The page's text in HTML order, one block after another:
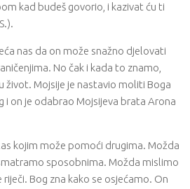
kad budeš govorio, i kazivat ću ti
nas da on može snažno djelovati
No čak i kada to znamo,
život. Mojsije je nastavio moliti Boga
i on je odabrao Mojsijeva brata Arona
kojim može pomoći drugima. Možda
sposobnima. Možda mislimo
Bog zna kako se osjećamo. On